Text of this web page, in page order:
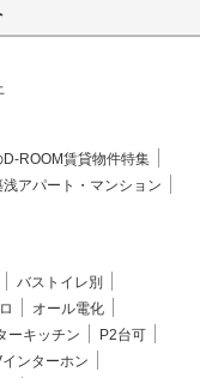
ROOM賃貸物件特集
浅アパート・マンション
バストイレ別
オール電化
ーキッチン
P2台可
インターホン